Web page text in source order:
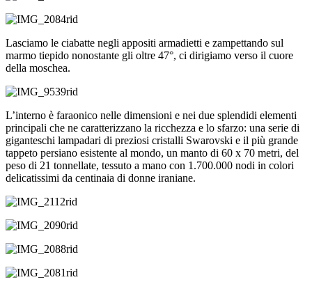
Lasciamo le ciabatte negli appositi armadietti e zampettando sul
marmo tiepido nonostante gli oltre 47°, ci dirigiamo verso il cuore
della moschea.
L’interno è faraonico nelle dimensioni e nei due splendidi elementi
principali che ne caratterizzano la ricchezza e lo sfarzo: una serie di
giganteschi lampadari di preziosi cristalli Swarovski e il più grande
tappeto persiano esistente al mondo, un manto di 60 x 70 metri, del
peso di 21 tonnellate, tessuto a mano con 1.700.000 nodi in colori
delicatissimi da centinaia di donne iraniane.